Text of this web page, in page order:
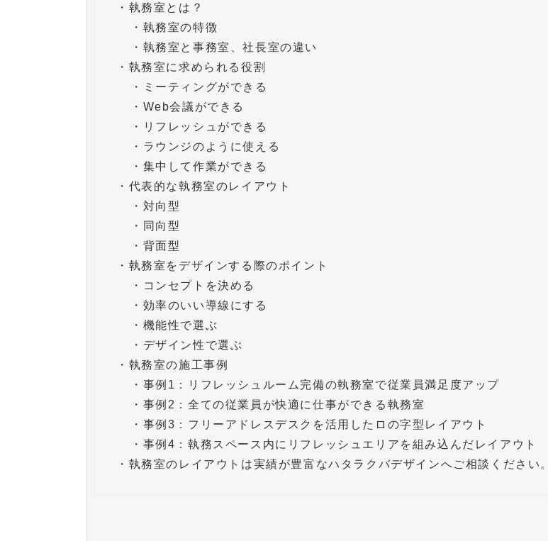
・ 執務室とは？
・ 執務室の特徴
・ 執務室と事務室、社長室の違い
・ 執務室に求められる役割
・
ミーティングができる
・ Web会議ができる
・
リフレッシュができる
・ ラウンジのように使える
・ 集中して作業ができる
・ 代表的な執務室のレイアウト
・ 対向型
・ 同向型
・ 背面型
・ 執務室をデザインする際のポイント
・ コンセプトを決める
・ 効率のいい導線にする
・ 機能性で選ぶ
・ デザイン性で選ぶ
・ 執務室の施工事例
・ 事例1：リフレッシュルーム完備の執務室で従業員満足度アップ
・ 事例2：全ての従業員が快適に仕事ができる執務室
・ 事例3：フリーアドレスデスクを活用したロの字型レイアウト
・ 事例4：執務スペース内にリフレッシュエリアを組み込んだレイアウト
・ 執務室のレイアウトは実績が豊富なハタラクバデザインへご相談ください。